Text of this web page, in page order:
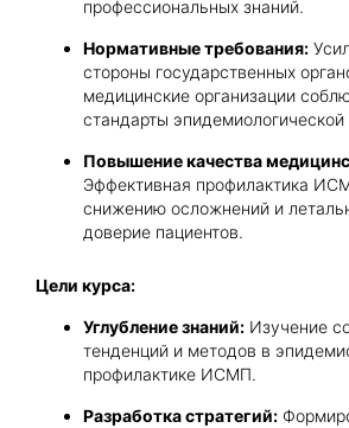
профессиональных знаний.
Нормативные требования:
стороны государственных
медицинские организации
стандарты эпидемиологической
Повышение качества
Эффективная профилактика
снижению осложнений и
доверие пациентов.
Цели курса:
Углубление знаний: Изучение
тенденций и методов в
профилактике ИСМП.
Разработка стратегий: